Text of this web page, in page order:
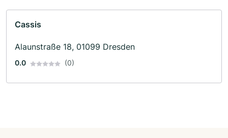
Cassis
Alaunstraße 18, 01099 Dresden
0.0 (0)